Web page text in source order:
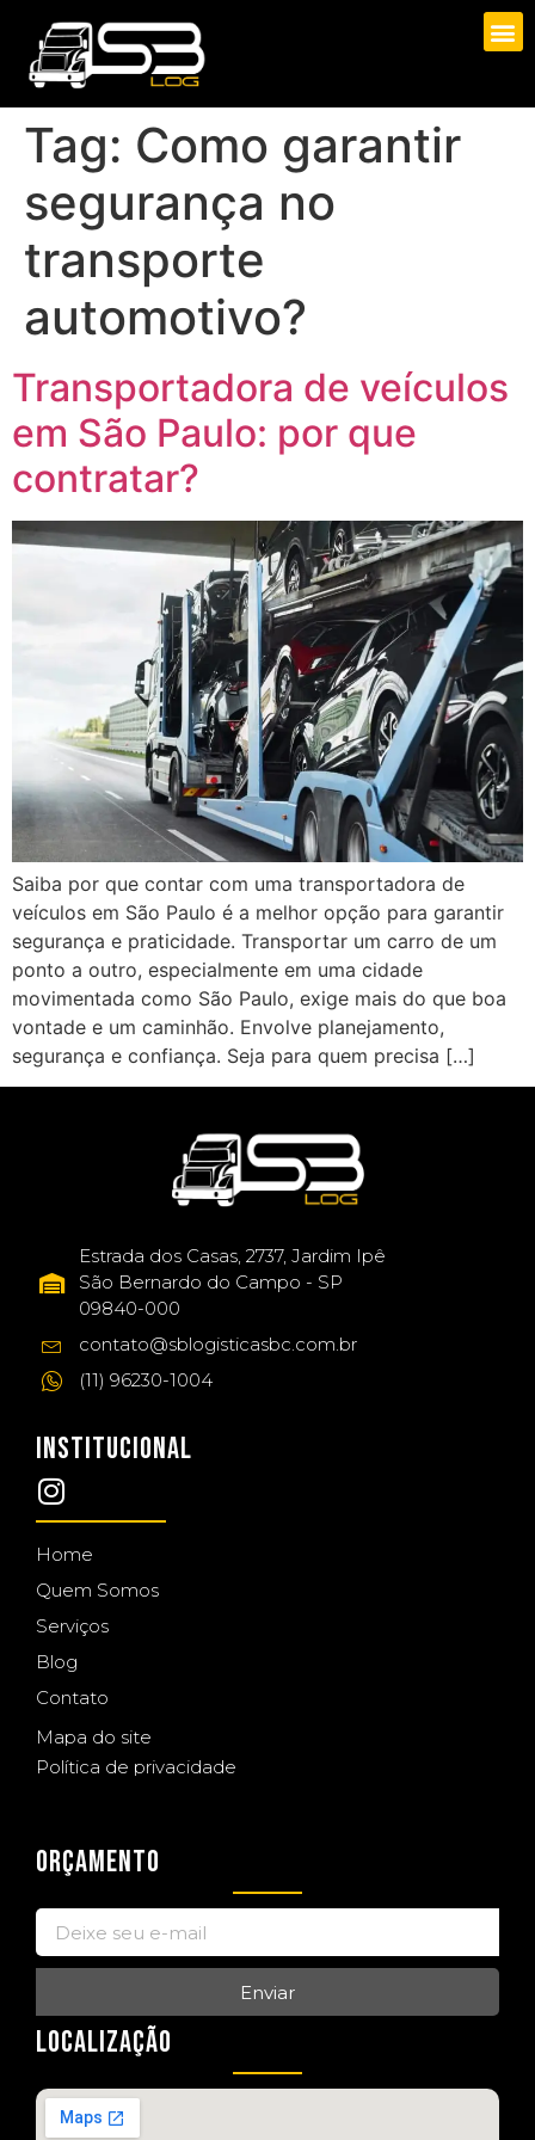
Tag: Como garantir
segurança no
transporte
automotivo?
Transportadora de veículos
em São Paulo: por que
contratar?
Saiba por que contar com uma transportadora de
veículos em São Paulo é a melhor opção para garantir
segurança e praticidade. Transportar um carro de um
ponto a outro, especialmente em uma cidade
movimentada como São Paulo, exige mais do que boa
vontade e um caminhão. Envolve planejamento,
segurança e confiança. Seja para quem precisa […]
Estrada dos Casas, 2737, Jardim Ipê
São Bernardo do Campo - SP
09840-000
contato@sblogisticasbc.com.br
(11) 96230-1004
INSTITUCIONAL
Home
Quem Somos
Serviços
Blog
Contato
Mapa do site
Política de privacidade
ORÇAMENTO
Enviar
LOCALIZAÇÃO